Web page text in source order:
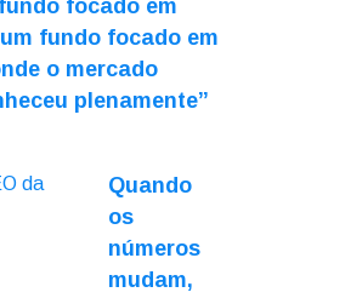
focado em
fundo focado em
o mercado
plenamente”
Quando
os
números
mudam,